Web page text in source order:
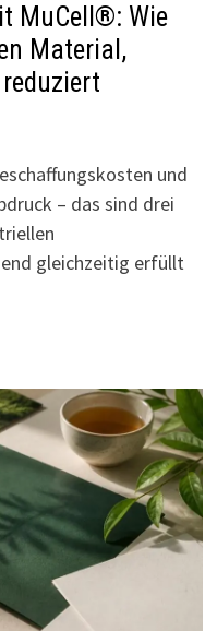
MuCell®: Wie
Material,
und
– das sind drei
gleichzeitig erfüllt